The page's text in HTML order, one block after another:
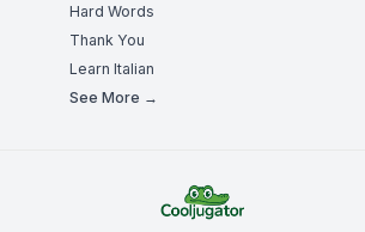
Hard Words
Thank You
Learn Italian
See More →